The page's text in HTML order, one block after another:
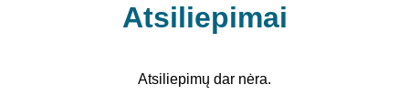
Atsiliepimai
Atsiliepimų dar nėra.